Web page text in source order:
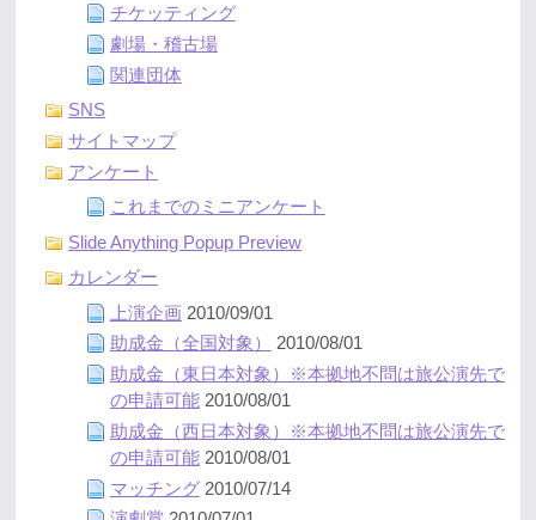
チケッティング
劇場・稽古場
関連団体
SNS
サイトマップ
アンケート
これまでのミニアンケート
Slide Anything Popup Preview
カレンダー
上演企画2010/09/01
助成金（全国対象）
2010/08/01
助成金（東日本対象）※本拠地不問は旅公演先で
の申請可能2010/08/01
助成金（西日本対象）※本拠地不問は旅公演先で
の申請可能2010/08/01
マッチング2010/07/14